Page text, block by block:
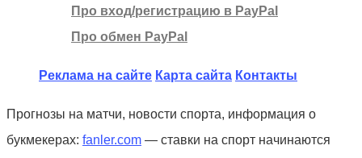
Про вход/регистрацию в PayPal
Про обмен PayPal
Реклама на сайте Карта сайта Контакты
Прогнозы на матчи, новости спорта, информация о
букмекерах: fanler.com — ставки на спорт начинаются